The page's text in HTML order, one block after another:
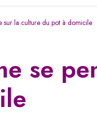
sur la culture du pot à domicile
se